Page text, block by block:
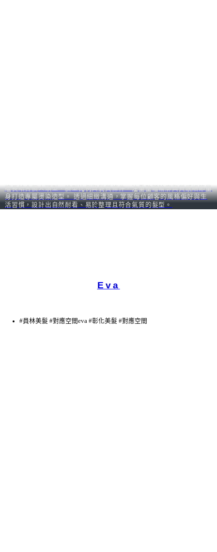
擅長結合個人頭型、臉型比例與髮質條件，注重整體輪廓與質感細節量
身打造專屬燙染造型。 透過細緻溝通，掌握每位顧客的風格偏好與生
活習慣，設計出自然耐看、易於整理且符合氣質的髮型。
Eva
#員林美髮 #對應空間eva #彰化美髮 #對應空間